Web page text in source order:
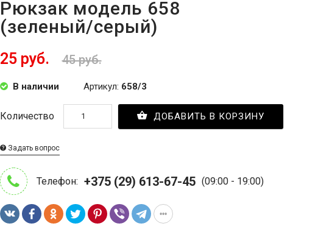
Рюкзак модель 658
(зеленый/серый)
25 руб. 45 руб.
В наличии Артикул: 658/3
Количество ДОБАВИТЬ В КОРЗИНУ
Задать вопрос
Телефон: +375 (29) 613-67-45 (09:00 - 19:00)